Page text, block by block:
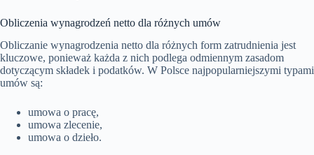
Obliczenia wynagrodzeń netto dla różnych umów
Obliczanie wynagrodzenia netto dla różnych form zatrudnienia jest
kluczowe, ponieważ każda z nich podlega odmiennym zasadom
dotyczącym składek i podatków. W Polsce najpopularniejszymi typami
umów są:
umowa o pracę,
umowa zlecenie,
umowa o dzieło.